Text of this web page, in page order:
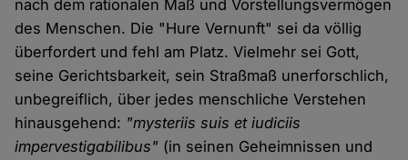
nach dem rationalen Maß und Vorstellungsvermögen
des Menschen. Die "Hure Vernunft" sei da völlig
überfordert und fehl am Platz. Vielmehr sei Gott,
seine Gerichtsbarkeit, sein Straßmaß unerforschlich,
unbegreiflich, über jedes menschliche Verstehen
hinausgehend: "mysteriis suis et iudiciis
impervestigabilibus" (in seinen Geheimnissen und